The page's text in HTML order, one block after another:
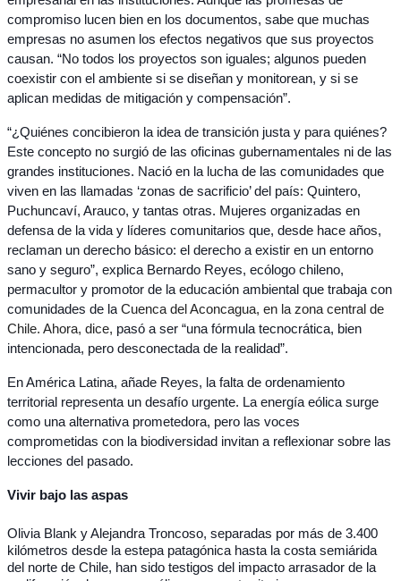
compromiso lucen bien en los documentos, sabe que muchas
empresas no asumen los efectos negativos que sus proyectos
causan. “No todos los proyectos son iguales; algunos pueden
coexistir con el ambiente si se diseñan y monitorean, y si se
aplican medidas de mitigación y compensación”.
“¿Quiénes concibieron la idea de transición justa y para quiénes?
Este concepto no surgió de las oficinas gubernamentales ni de las
grandes instituciones. Nació en la lucha de las comunidades que
viven en las llamadas ‘zonas de sacrificio’ del país: Quintero,
Puchuncaví, Arauco, y tantas otras. Mujeres organizadas en
defensa de la vida y líderes comunitarios que, desde hace años,
reclaman un derecho básico: el derecho a existir en un entorno
sano y seguro”, explica Bernardo Reyes, ecólogo chileno,
permacultor y promotor de la educación ambiental que trabaja con
comunidades de la Cuenca del Aconcagua, en la zona central de
Chile. Ahora, dice, pasó a ser “una fórmula tecnocrática, bien
intencionada, pero desconectada de la realidad”.
En América Latina, añade Reyes, la falta de ordenamiento
territorial representa un desafío urgente. La energía eólica surge
como una alternativa prometedora, pero las voces
comprometidas con la biodiversidad invitan a reflexionar sobre las
lecciones del pasado.
Vivir bajo las aspas
Olivia Blank y Alejandra Troncoso, separadas por más de 3.400
kilómetros desde la estepa patagónica hasta la costa semiárida
del norte de Chile, han sido testigos del impacto arrasador de la